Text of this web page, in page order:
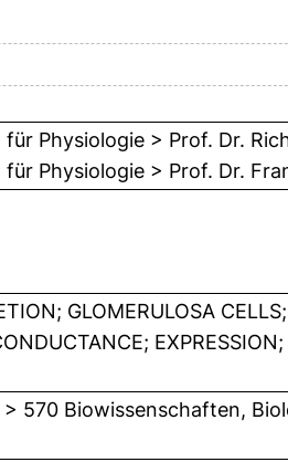
Physiologie > Prof. Dr.
Physiologie > Prof. Dr.
GLOMERULOSA
570 Biowissenschaften,